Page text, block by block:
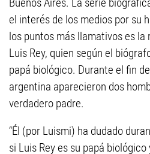
el interés de los medios por su
los puntos más llamativos es la
Luis Rey, quien según el
papá biológico. Durante el fin
argentina aparecieron dos
verdadero padre.
“Él (por Luismi) ha dudado
si Luis Rey es su papá